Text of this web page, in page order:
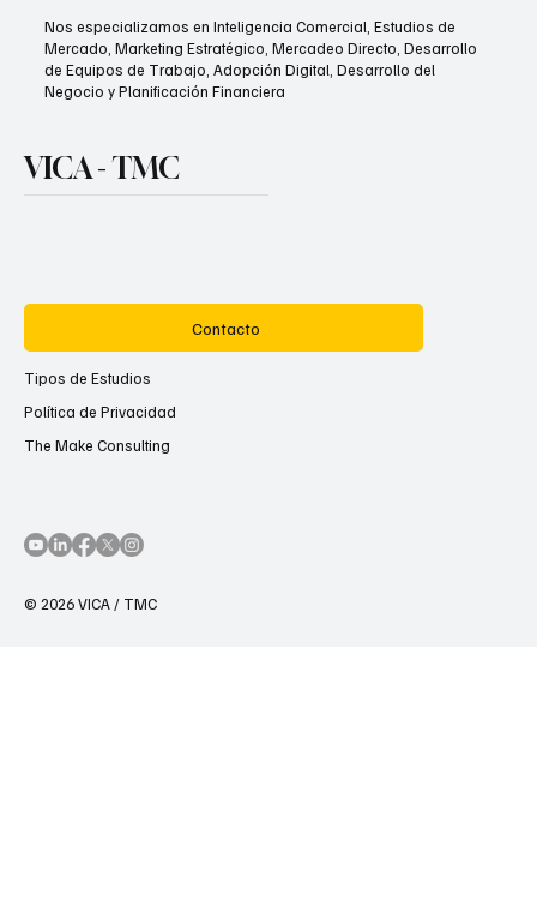
Nos especializamos en Inteligencia Comercial, Estudios de
Mercado, Marketing Estratégico, Mercadeo Directo, Desarrollo
de Equipos de Trabajo, Adopción Digital, Desarrollo del
Negocio y Planificación Financiera
VICA - TMC
Contacto
Tipos de Estudios
Política de Privacidad
The Make Consulting
© 2026 VICA / TMC